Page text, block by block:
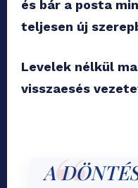
és bár a posta
teljesen új
Levelek nélkül
visszaesés
A